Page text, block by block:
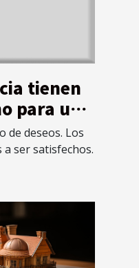
tienen
para un
de deseos. Los
ser satisfechos.